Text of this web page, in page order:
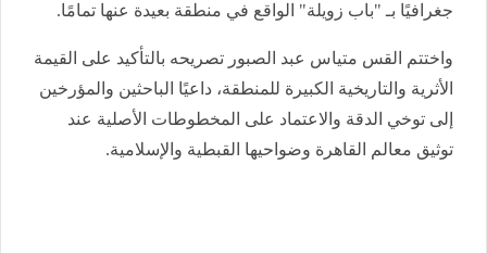
جغرافيًا بـ "باب زويلة" الواقع في منطقة بعيدة عنها تمامًا.
واختتم القس متياس عبد الصبور تصريحه بالتأكيد على القيمة
الأثرية والتاريخية الكبيرة للمنطقة، داعيًا الباحثين والمؤرخين
إلى توخي الدقة والاعتماد على المخطوطات الأصلية عند
توثيق معالم القاهرة وضواحيها القبطية والإسلامية.